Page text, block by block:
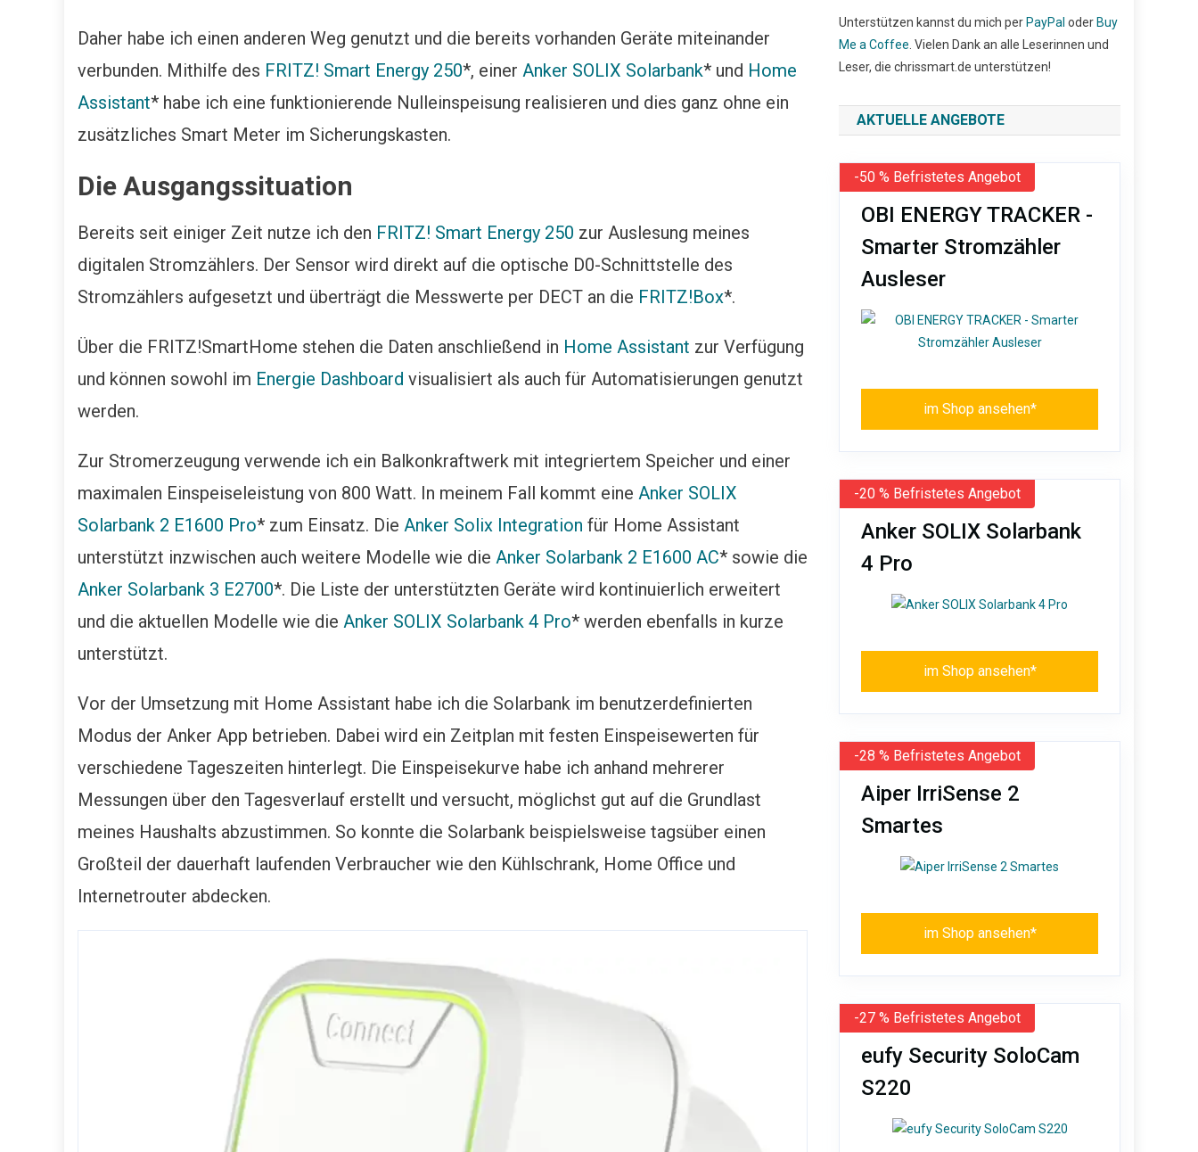
Daher habe ich einen anderen Weg genutzt und die bereits vorhanden Geräte miteinander
verbunden. Mithilfe des FRITZ! Smart Energy 250*, einer Anker SOLIX Solarbank* und Home
Assistant* habe ich eine funktionierende Nulleinspeisung realisieren und dies ganz ohne ein
zusätzliches Smart Meter im Sicherungskasten.
Die Ausgangssituation
Bereits seit einiger Zeit nutze ich den FRITZ! Smart Energy 250 zur Auslesung meines
digitalen Stromzählers. Der Sensor wird direkt auf die optische D0-Schnittstelle des
Stromzählers aufgesetzt und überträgt die Messwerte per DECT an die FRITZ!Box*.
Über die FRITZ!SmartHome stehen die Daten anschließend in Home Assistant zur Verfügung
und können sowohl im Energie Dashboard visualisiert als auch für Automatisierungen genutzt
werden.
Zur Stromerzeugung verwende ich ein Balkonkraftwerk mit integriertem Speicher und einer
maximalen Einspeiseleistung von 800 Watt. In meinem Fall kommt eine Anker SOLIX
Solarbank 2 E1600 Pro* zum Einsatz. Die Anker Solix Integration für Home Assistant
unterstützt inzwischen auch weitere Modelle wie die Anker Solarbank 2 E1600 AC* sowie die
Anker Solarbank 3 E2700*. Die Liste der unterstützten Geräte wird kontinuierlich erweitert
und die aktuellen Modelle wie die Anker SOLIX Solarbank 4 Pro* werden ebenfalls in kurze
unterstützt.
Vor der Umsetzung mit Home Assistant habe ich die Solarbank im benutzerdefinierten
Modus der Anker App betrieben. Dabei wird ein Zeitplan mit festen Einspeisewerten für
verschiedene Tageszeiten hinterlegt. Die Einspeisekurve habe ich anhand mehrerer
Messungen über den Tagesverlauf erstellt und versucht, möglichst gut auf die Grundlast
meines Haushalts abzustimmen. So konnte die Solarbank beispielsweise tagsüber einen
Großteil der dauerhaft laufenden Verbraucher wie den Kühlschrank, Home Office und
Internetrouter abdecken.
Unterstützen kannst du mich per PayPal oder Buy
Me a Coffee . Vielen Dank an alle Leserinnen und
Leser, die chrissmart.de unterstützen!
AKTUELLE ANGEBOTE
-50 % Befristetes Angebot
OBI ENERGY TRACKER -
Smarter Stromzähler
Ausleser
im Shop ansehen*
-20 % Befristetes Angebot
Anker SOLIX Solarbank
4 Pro
im Shop ansehen*
-28 % Befristetes Angebot
Aiper IrriSense 2
Smartes
im Shop ansehen*
-27 % Befristetes Angebot
eufy Security SoloCam
S220